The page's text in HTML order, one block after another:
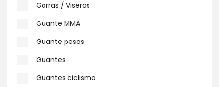
Gorras / Viseras
Guante MMA
Guante pesas
Guantes
Guantes ciclismo